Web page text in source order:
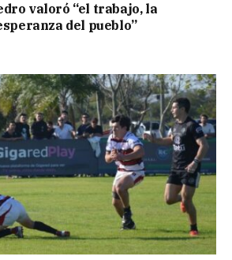
valoró “el trabajo, la
del pueblo”